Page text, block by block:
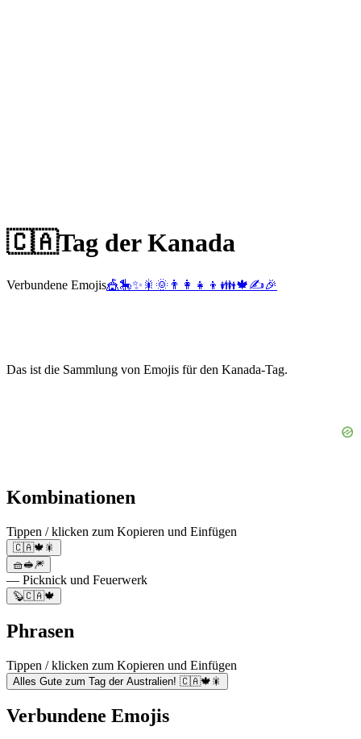
🇨🇦Tag der Kanada
Verbundene Emojis🎪🎠✨ 🎇 🌞 👨‍👩‍👧‍👦 👪🍁✍️🎉
Das ist die Sammlung von Emojis für den Kanada-Tag.
Kombinationen
Tippen / klicken zum Kopieren und Einfügen
🇨🇦🍁🎇
🧺🥪🎆
— Picknick und Feuerwerk
🦫🇨🇦🍁
Phrasen
Tippen / klicken zum Kopieren und Einfügen
Alles Gute zum Tag der Australien! 🇨🇦🍁🎇
Verbundene Emojis